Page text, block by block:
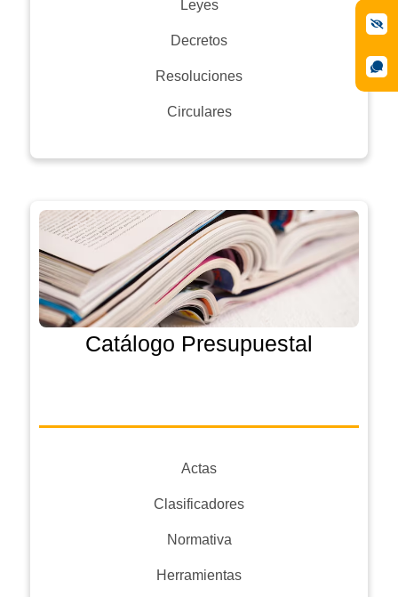
Leyes
Decretos
Resoluciones
Circulares
Catálogo Presupuestal
Actas
Clasificadores
Normativa
Herramientas